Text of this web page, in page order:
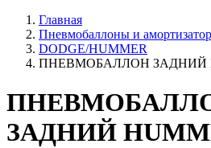
Главная
Пневмобаллоны и
DODGE/HUMMER
ПНЕВМОБАЛЛОН ЗАДНИЙ
ЗАДНИЙ